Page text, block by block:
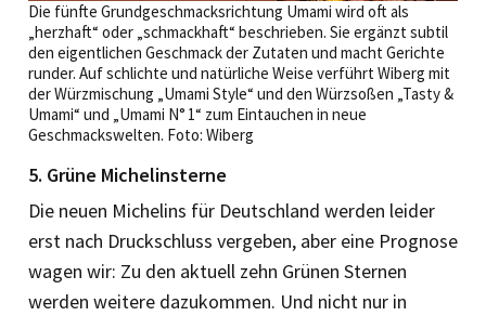
Die fünfte Grundgeschmacksrichtung Umami wird oft als
„herzhaft“ oder „schmackhaft“ beschrieben. Sie ergänzt subtil
den eigentlichen Geschmack der Zutaten und macht Gerichte
runder. Auf schlichte und natürliche Weise verführt Wiberg mit
der Würzmischung „Umami Style“ und den Würzsoßen „Tasty &
Umami“ und „Umami N° 1“ zum Eintauchen in neue
Geschmackswelten. Foto: Wiberg
5. Grüne Michelinsterne
Die neuen Michelins für Deutschland werden leider
erst nach Druckschluss vergeben, aber eine Prognose
wagen wir: Zu den aktuell zehn Grünen Sternen
werden weitere dazukommen. Und nicht nur in